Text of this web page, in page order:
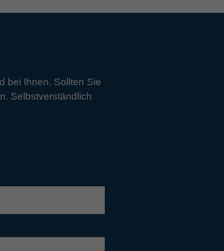
bei Ihnen. Sollten Sie
Selbstverständlich